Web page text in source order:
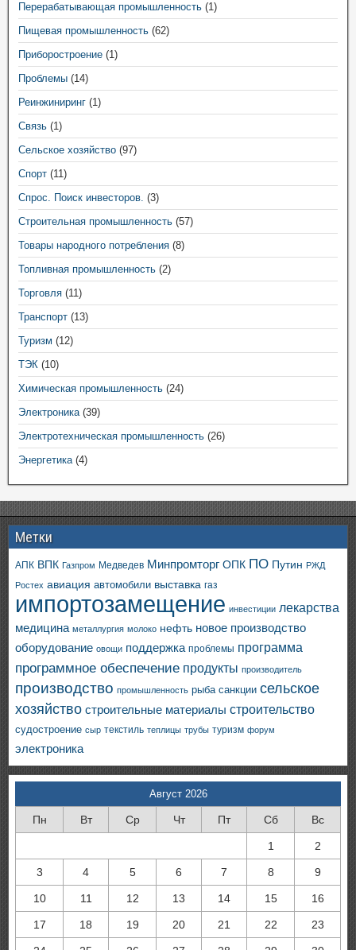
Перерабатывающая промышленность (1)
Пищевая промышленность (62)
Приборостроение (1)
Проблемы (14)
Реинжиниринг (1)
Связь (1)
Сельское хозяйство (97)
Спорт (11)
Спрос. Поиск инвесторов. (3)
Строительная промышленность (57)
Товары народного потребления (8)
Топливная промышленность (2)
Торговля (11)
Транспорт (13)
Туризм (12)
ТЭК (10)
Химическая промышленность (24)
Электроника(39)
Электротехническая промышленность (26)
Энергетика(4)
Метки
АПК ВПК Газпром Медведев Минпромторг ОПК ПО Путин РЖД
Ростех авиация автомобили выставка газ
импортозамещение инвестиции лекарства
медицина металлургия молоко нефть новое производство
оборудование овощи поддержка проблемы программа
программное обеспечение продукты производитель
производство промышленность рыба санкции сельское
хозяйство строительные материалы строительство
судостроение сыр текстиль теплицы трубы туризм форум
электроника
Август 2026
Пн Вт Ср Чт Пт Сб Вс
1 2
3 4 5 6 7 8 9
10 11 12 13 14 15 16
17 18 19 20 21 22 23